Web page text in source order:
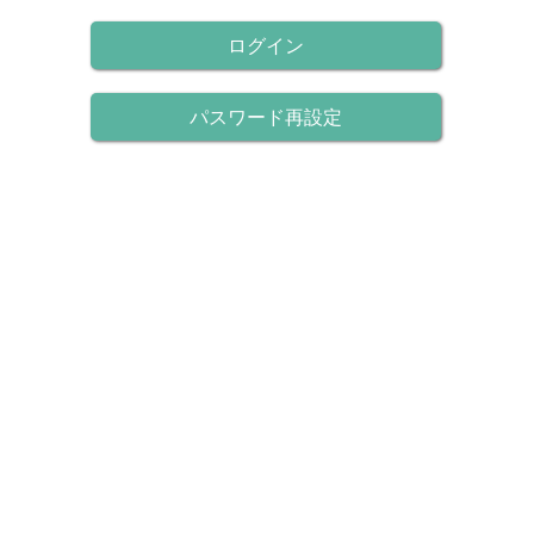
ログイン
パスワード再設定